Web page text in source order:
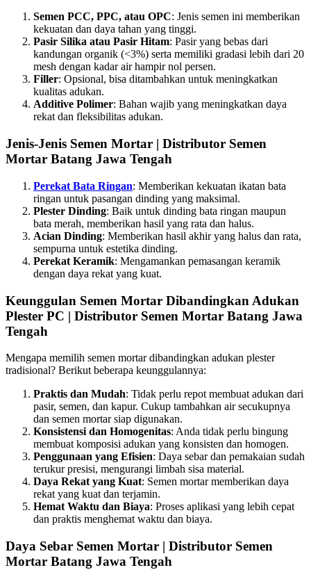
Semen PCC, PPC, atau OPC: Jenis semen ini memberikan
kekuatan dan daya tahan yang tinggi.
Pasir Silika atau Pasir Hitam: Pasir yang bebas dari
kandungan organik (<3%) serta memiliki gradasi lebih dari 20
mesh dengan kadar air hampir nol persen.
Filler: Opsional, bisa ditambahkan untuk meningkatkan
kualitas adukan.
Additive Polimer: Bahan wajib yang meningkatkan daya
rekat dan fleksibilitas adukan.
Jenis-Jenis Semen Mortar | Distributor Semen
Mortar Batang Jawa Tengah
Perekat Bata Ringan: Memberikan kekuatan ikatan bata
ringan untuk pasangan dinding yang maksimal.
Plester Dinding: Baik untuk dinding bata ringan maupun
bata merah, memberikan hasil yang rata dan halus.
Acian Dinding: Memberikan hasil akhir yang halus dan rata,
sempurna untuk estetika dinding.
Perekat Keramik: Mengamankan pemasangan keramik
dengan daya rekat yang kuat.
Keunggulan Semen Mortar Dibandingkan Adukan
Plester PC | Distributor Semen Mortar Batang Jawa
Tengah
Mengapa memilih semen mortar dibandingkan adukan plester
tradisional? Berikut beberapa keunggulannya:
Praktis dan Mudah: Tidak perlu repot membuat adukan dari
pasir, semen, dan kapur. Cukup tambahkan air secukupnya
dan semen mortar siap digunakan.
Konsistensi dan Homogenitas: Anda tidak perlu bingung
membuat komposisi adukan yang konsisten dan homogen.
Penggunaan yang Efisien: Daya sebar dan pemakaian sudah
terukur presisi, mengurangi limbah sisa material.
Daya Rekat yang Kuat: Semen mortar memberikan daya
rekat yang kuat dan terjamin.
Hemat Waktu dan Biaya: Proses aplikasi yang lebih cepat
dan praktis menghemat waktu dan biaya.
Daya Sebar Semen Mortar | Distributor Semen
Mortar Batang Jawa Tengah